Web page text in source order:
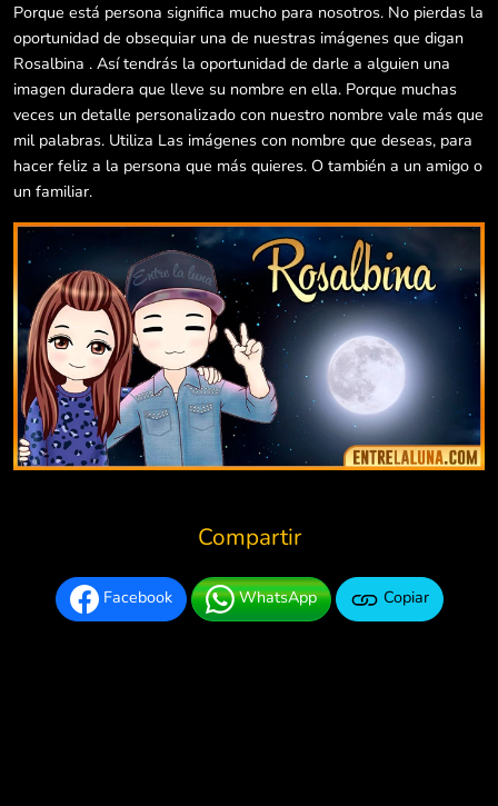
Porque está persona significa mucho para nosotros. No pierdas la
oportunidad de obsequiar una de nuestras imágenes que digan
Rosalbina . Así tendrás la oportunidad de darle a alguien una
imagen duradera que lleve su nombre en ella. Porque muchas
veces un detalle personalizado con nuestro nombre vale más que
mil palabras. Utiliza Las imágenes con nombre que deseas, para
hacer feliz a la persona que más quieres. O también a un amigo o
un familiar.
Compartir
Facebook WhatsApp Copiar